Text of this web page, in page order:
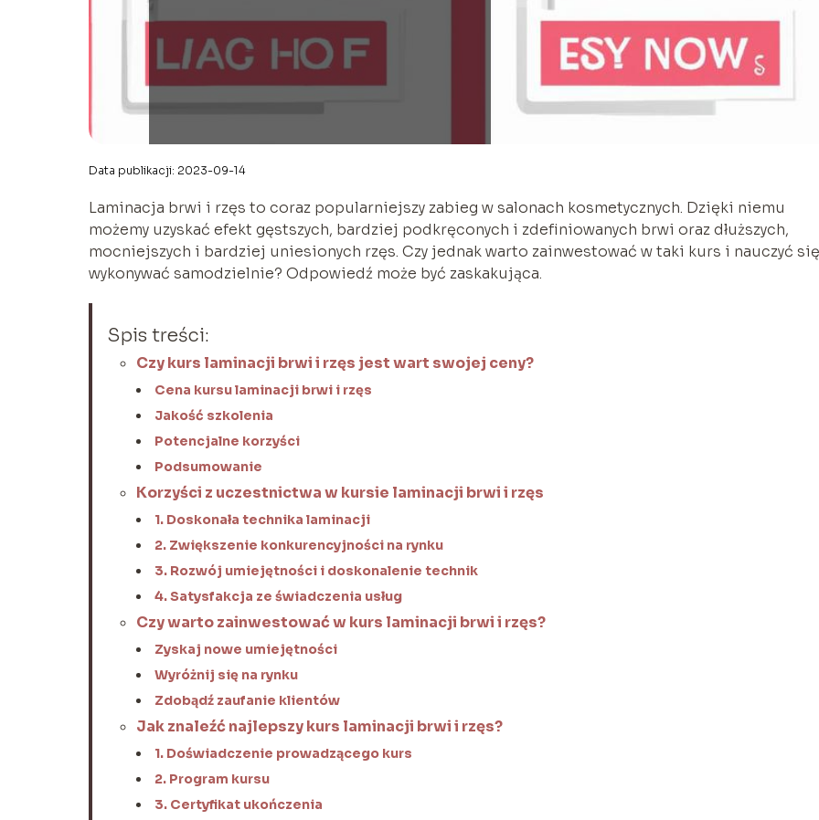
Data publikacji: 2023-09-14
Laminacja brwi i rzęs to coraz popularniejszy zabieg w salonach kosmetycznych. Dzięki niemu
możemy uzyskać efekt gęstszych, bardziej podkręconych i zdefiniowanych brwi oraz dłuższych,
mocniejszych i bardziej uniesionych rzęs. Czy jednak warto zainwestować w taki kurs i nauczyć
wykonywać samodzielnie? Odpowiedź może być zaskakująca.
Spis treści:
Czy kurs laminacji brwi i rzęs jest wart swojej ceny?
Cena kursu laminacji brwi i rzęs
Jakość szkolenia
Potencjalne korzyści
Podsumowanie
Korzyści z uczestnictwa w kursie laminacji brwi i rzęs
1. Doskonała technika laminacji
2. Zwiększenie konkurencyjności na rynku
3. Rozwój umiejętności i doskonalenie technik
4. Satysfakcja ze świadczenia usług
Czy warto zainwestować w kurs laminacji brwi i rzęs?
Zyskaj nowe umiejętności
Wyróżnij się na rynku
Zdobądź zaufanie klientów
Jak znaleźć najlepszy kurs laminacji brwi i rzęs?
1. Doświadczenie prowadzącego kurs
2. Program kursu
3. Certyfikat ukończenia